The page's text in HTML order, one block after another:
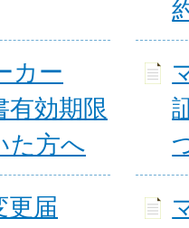
カー
有効期限
た方へ
更届